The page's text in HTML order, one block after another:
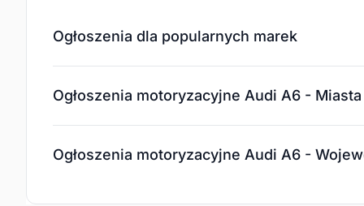
Ogłoszenia dla popularnych marek
Ogłoszenia motoryzacyjne Audi A6 - Miasta
Ogłoszenia motoryzacyjne Audi A6 -